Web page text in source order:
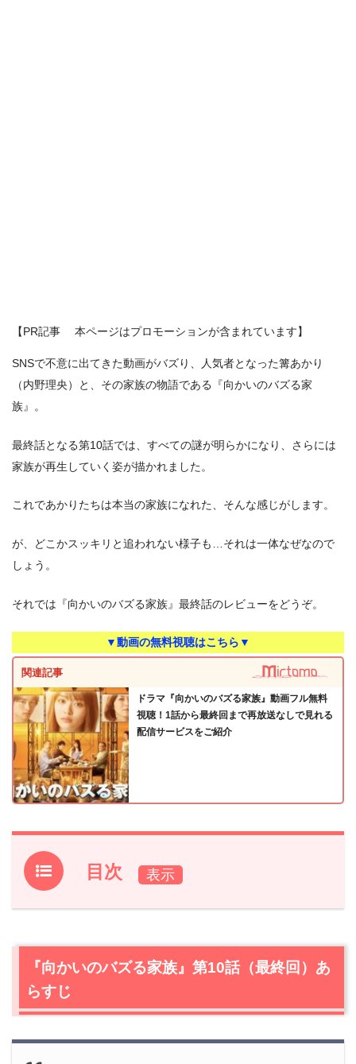
【PR記事 本ページはプロモーションが含まれています】
SNSで不意に出てきた動画がバズり、人気者となった篝あかり
（内野理央）と、その家族の物語である『向かいのバズる家
族』。
最終話となる第10話では、すべての謎が明らかになり、さらには
家族が再生していく姿が描かれました。
これであかりたちは本当の家族になれた、そんな感じがします。
が、どこかスッキリと追われない様子も…それは一体なぜなので
しょう。
それでは『向かいのバズる家族』最終話のレビューをどうぞ。
▼動画の無料視聴はこちら▼
関連記事
ドラマ『向かいのバズる家族』動画フル無料
視聴！1話から最終回まで再放送なしで見れる
配信サービスをご紹介
目次
1.『向かいのバズる家族』第10話（最終回）あらすじ
の感想
2.1
2.2
に唖然
『向かいのバズる家族』第10話（最終回）あ
らすじ